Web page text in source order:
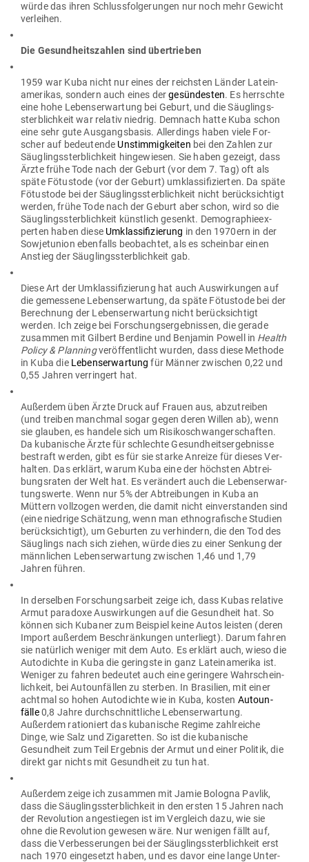
würde das ihren Schluss­fol­ge­rungen nur noch mehr Gewicht
verleihen.
Die Gesund­heits­zahlen sind übertrieben
1959 war Kuba nicht nur eines der reichsten Länder Latein­
ame­rikas, sondern auch eines dergesün­desten. Es herrschte
eine hohe Lebens­er­wartung bei Geburt, und die Säug­lings­
sterb­lichkeit war relativ niedrig. Demnach hatte Kuba schon
eine sehr gute Aus­gangs­basis. Aller­dings haben viele For­
scher auf bedeu­tende Unstim­mig­keiten bei den Zahlen zur
Säug­lings­sterb­lichkeit hin­ge­wiesen. Sie haben gezeigt, dass
Ärzte frühe Tode nach der Geburt (vor dem 7. Tag) oft als
späte Fötustode (vor der Geburt) umklas­si­fi­zierten. Da späte
Fötustode bei der Säug­lings­sterb­lichkeit nicht berück­sichtigt
werden, frühe Tode nach der Geburt aber schon, wird so die
Säug­lings­sterb­lichkeit künstlich gesenkt. Demo­gra­phie­ex­
perten haben diese Umklas­si­fi­zierung in den 1970ern in der
Sowjet­union eben­falls beob­achtet, als es scheinbar einen
Anstieg der Säug­lings­sterb­lichkeit gab.
Diese Art der Umklas­si­fi­zierung hat auch Aus­wir­kungen auf
die gemessene Lebens­er­wartung, da späte Fötustode bei der
Berechnung der Lebens­er­wartung nicht berück­sichtigt
werden. Ich zeige bei For­schungs­er­geb­nissen, die gerade
zusammen mit Gilbert Berdine und Ben­jamin Powell in Health
Policy & Planningver­öf­fent­licht wurden, dass diese Methode
in Kuba die Lebens­er­wartung für Männer zwi­schen 0,22 und
0,55 Jahren ver­ringert hat.
Außerdem üben Ärzte Druck auf Frauen aus, abzu­treiben
(und treiben manchmal sogar gegen deren Willen ab), wenn
sie glauben, es handele sich um Risi­ko­schwan­ger­schaften.
Da kuba­nische Ärzte für schlechte Gesund­heits­er­geb­nisse
bestraft werden, gibt es für sie starke Anreize für dieses Ver­
halten. Das erklärt, warum Kuba eine der höchsten Abtrei­
bungs­raten der Welt hat. Es ver­ändert auch die Lebens­er­war­
tungs­werte. Wenn nur 5% der Abtrei­bungen in Kuba an
Müttern voll­zogen werden, die damit nicht ein­ver­standen sind
(eine niedrige Schätzung, wenn man eth­no­gra­fische Studien
berück­sichtigt), um Geburten zu ver­hindern, die den Tod des
Säug­lings nach sich ziehen, würde dies zu einer Senkung der
männ­lichen Lebens­er­wartung zwi­schen 1,46 und 1,79
Jahren führen.
In der­selben For­schungs­arbeit zeige ich, dass Kubas relative
Armut paradoxe Aus­wir­kungen auf die Gesundheit hat. So
können sich Kubaner zum Bei­spiel keine Autos leisten (deren
Import außerdem Beschrän­kungen unter­liegt). Darum fahren
sie natürlich weniger mit dem Auto. Es erklärt auch, wieso die
Auto­dichte in Kuba die geringste in ganz Latein­amerika ist.
Weniger zu fahren bedeutet auch eine geringere Wahr­schein­
lichkeit, bei Auto­un­fällen zu sterben. In Bra­silien, mit einer
achtmal so hohen Auto­dichte wie in Kuba, kosten Auto­un­
fälle0,8 Jahre durch­schnitt­liche Lebens­er­wartung.
Außerdem ratio­niert das kuba­nische Regime zahl­reiche
Dinge, wie Salz und Ziga­retten. So ist die kuba­nische
Gesundheit zum Teil Ergebnis der Armut und einer Politik, die
direkt gar nichts mit Gesundheit zu tun hat.
Außerdem zeige ich zusammen mit Jamie Bologna Pavlik,
dass die Säug­lings­sterb­lichkeit in den ersten 15 Jahren nach
der Revo­lution ange­stiegen ist im Ver­gleich dazu, wie sie
ohne die Revo­lution gewesen wäre. Nur wenigen fällt auf,
dass die Ver­bes­se­rungen bei der Säug­lings­sterb­lichkeit erst
nach 1970 ein­ge­setzt haben, und es davor eine lange Unter­